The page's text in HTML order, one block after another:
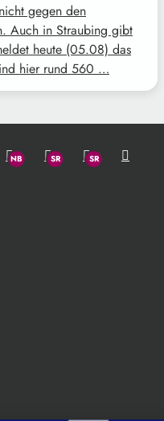
gegen den
Auch in Straubing gibt
heute (05.08) das
hier rund 560 …